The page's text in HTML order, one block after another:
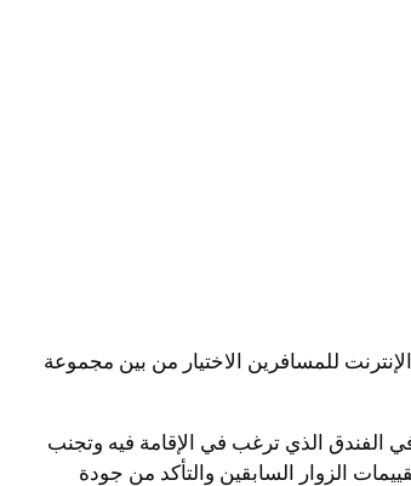
للمسافرين الاختيار من بين مجموعة
الفندق الذي ترغب في الإقامة فيه وتجنب
الزوار السابقين والتأكد من جودة